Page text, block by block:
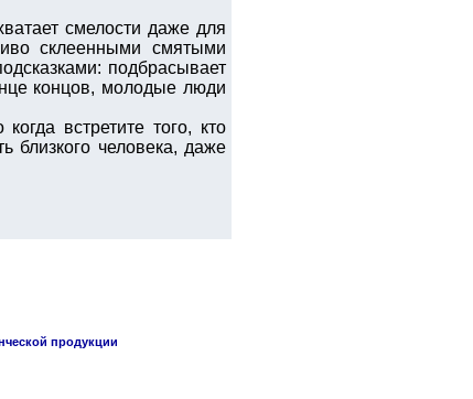
смелости даже для
склеенными смятыми
подбрасывает
концов, молодые люди
встретите того, кто
близкого человека, даже
продукции